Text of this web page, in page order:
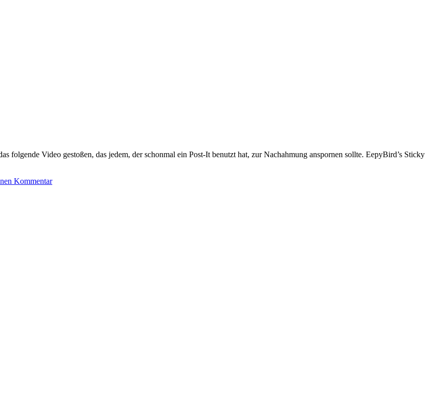
folgende Video gestoßen, das jedem, der schonmal ein Post-It benutzt hat, zur Nachahmung anspornen sollte. EepyBird’s Sticky
Kommentar